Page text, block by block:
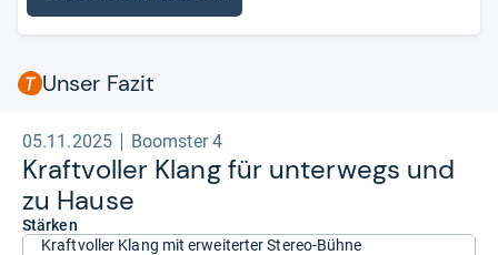
Unser Fazit
05.11.2025 Boomster 4
Kraft­vol­ler Klang für unter­wegs und
zu Hause
Stärken
Kraftvoller Klang mit erweiterter Stereo-Bühne